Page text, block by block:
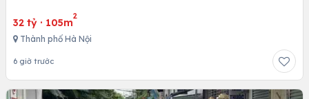
32 tỷ · 105m
2
Thành phố Hà Nội
6 giờ trước